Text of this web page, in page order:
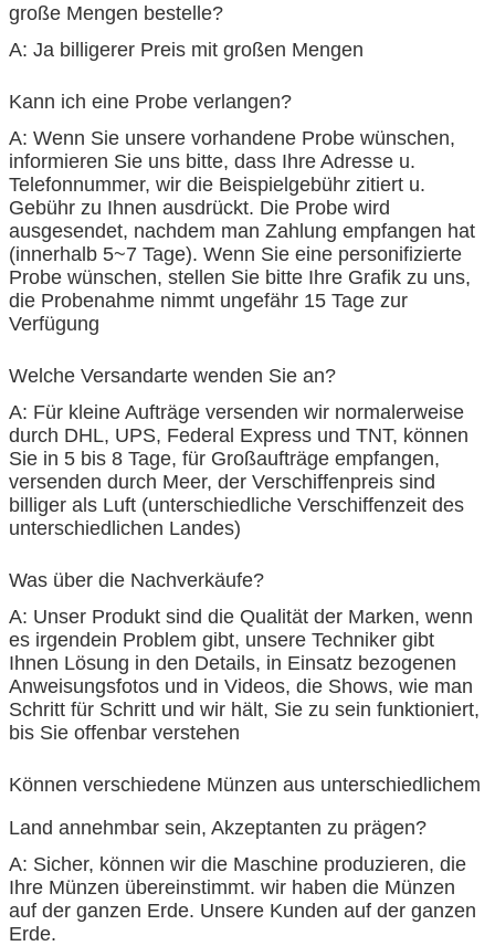
große Mengen bestelle?
A: Ja billigerer Preis mit großen Mengen
Kann ich eine Probe verlangen?
A: Wenn Sie unsere vorhandene Probe wünschen,
informieren Sie uns bitte, dass Ihre Adresse u.
Telefonnummer, wir die Beispielgebühr zitiert u.
Gebühr zu Ihnen ausdrückt. Die Probe wird
ausgesendet, nachdem man Zahlung empfangen hat
(innerhalb 5~7 Tage). Wenn Sie eine personifizierte
Probe wünschen, stellen Sie bitte Ihre Grafik zu uns,
die Probenahme nimmt ungefähr 15 Tage zur
Verfügung
Welche Versandarte wenden Sie an?
A: Für kleine Aufträge versenden wir normalerweise
durch DHL, UPS, Federal Express und TNT, können
Sie in 5 bis 8 Tage, für Großaufträge empfangen,
versenden durch Meer, der Verschiffenpreis sind
billiger als Luft (unterschiedliche Verschiffenzeit des
unterschiedlichen Landes)
Was über die Nachverkäufe?
A: Unser Produkt sind die Qualität der Marken, wenn
es irgendein Problem gibt, unsere Techniker gibt
Ihnen Lösung in den Details, in Einsatz bezogenen
Anweisungsfotos und in Videos, die Shows, wie man
Schritt für Schritt und wir hält, Sie zu sein funktioniert,
bis Sie offenbar verstehen
Können verschiedene Münzen aus unterschiedlichem
Land annehmbar sein, Akzeptanten zu prägen?
A: Sicher, können wir die Maschine produzieren, die
Ihre Münzen übereinstimmt. wir haben die Münzen
auf der ganzen Erde. Unsere Kunden auf der ganzen
Erde.